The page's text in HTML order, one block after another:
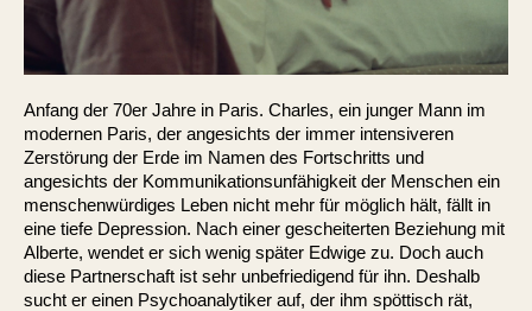
Anfang der 70er Jahre in Paris. Charles, ein junger Mann im
modernen Paris, der angesichts der immer intensiveren
Zerstörung der Erde im Namen des Fortschritts und
angesichts der Kommunikationsunfähigkeit der Menschen ein
menschenwürdiges Leben nicht mehr für möglich hält, fällt in
eine tiefe Depression. Nach einer gescheiterten Beziehung mit
Alberte, wendet er sich wenig später Edwige zu. Doch auch
diese Partnerschaft ist sehr unbefriedigend für ihn. Deshalb
sucht er einen Psychoanalytiker auf, der ihm spöttisch rät,